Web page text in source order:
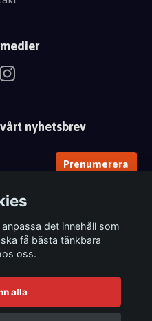
nyhetsbrev
Prenumerera
det innehåll som
få bästa tänkbara
oss.
alla